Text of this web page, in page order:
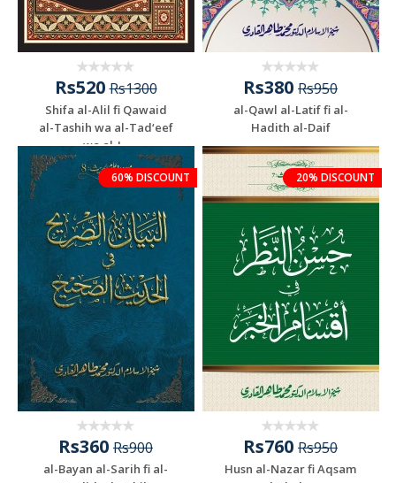
Rs520Rs1300
Shifa al-Alil fi Qawaid
al-Tashih wa al-Tad‘eef
wa al-J...
Rs380 Rs950
al-Qawl al-Latif fi al-
Hadith al-Daif
60% DISCOUNT
Rs360 Rs900
al-Bayan al-Sarih fi al-
20% DISCOUNT
Rs760 Rs950
Husn al-Nazar fi Aqsam